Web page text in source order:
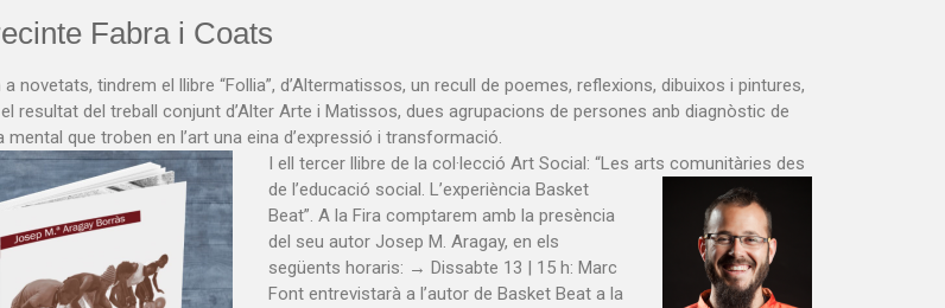
Fabra i Coats
a novetats, tindrem el llibre “Follia”, d’Altermatissos, un recull de poemes, reflexions, dibuixos i pintures,
resultat del treball conjunt d’Alter Arte i Matissos, dues agrupacions de persones anb diagnòstic de
mental que troben en l’art una eina d’expressió i transformació.
I ell tercer llibre de la col·lecció Art Social: “Les arts comunitàries des
de l’educació social. L’experiència Basket
Beat”. A la Fira comptarem amb la presència
del seu autor Josep M. Aragay, en els
següents horaris: → Dissabte 13 | 15 h: Marc
Font entrevistarà a l’autor de Basket Beat a la